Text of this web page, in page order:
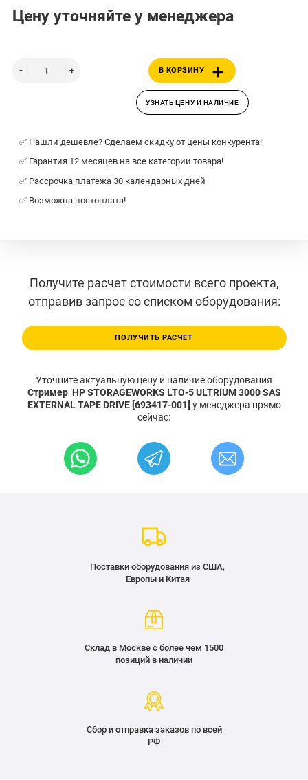
Цену уточняйте у менеджера
В КОРЗИНУ
УЗНАТЬ ЦЕНУ И НАЛИЧИЕ
✅ Нашли дешевле? Сделаем скидку от цены конкурента!
✅ Гарантия 12 месяцев на все категории товара!
✅ Рассрочка платежа 30 календарных дней
✅ Возможна постоплата!
Получите расчет стоимости всего проекта,
отправив запрос со списком оборудования:
ПОЛУЧИТЬ РАСЧЕТ
Уточните актуальную цену и наличие оборудования
Стример HP STORAGEWORKS LTO-5 ULTRIUM 3000 SAS
EXTERNAL TAPE DRIVE [693417-001] у менеджера прямо
сейчас:
Поставки оборудования из США,
Европы и Китая
Склад в Москве с более чем 1500
позиций в наличии
Сбор и отправка заказов по всей
РФ